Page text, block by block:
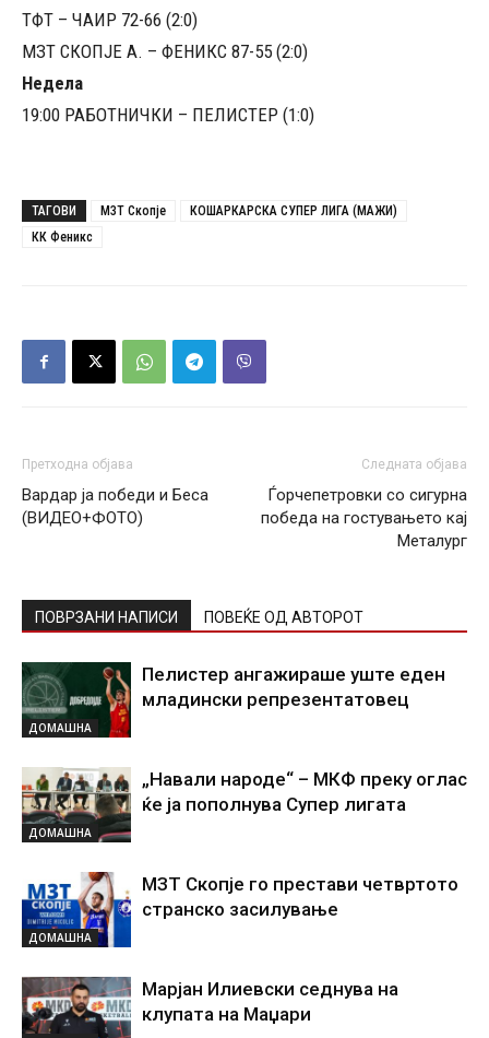
ТФТ – ЧАИР 72-66 (2:0)
МЗТ СКОПЈЕ А. – ФЕНИКС 87-55 (2:0)
Недела
19:00 РАБОТНИЧКИ – ПЕЛИСТЕР (1:0)
ТАГОВИ МЗТ Скопје
КОШАРКАРСКА СУПЕР ЛИГА (МАЖИ)
КК Феникс
Претходна објава
Вардар ја победи и Беса
(ВИДЕО+ФОТО)
Следната објава
Ѓорчепетровки со сигурна
победа на гостувањето кај
Металург
ПОВРЗАНИ НАПИСИ ПОВЕЌЕ ОД АВТОРОТ
ДОМАШНА
Пелистер ангажираше уште еден
младински репрезентатовец
ДОМАШНА
„Навали народе“ – МКФ преку оглас
ќе ја пополнува Супер лигата
ДОМАШНА
МЗТ Скопје го престави четвртото
странско засилување
Марјан Илиевски седнува на
клупата на Маџари